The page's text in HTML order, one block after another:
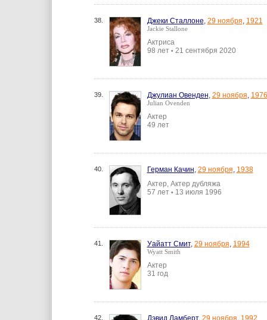
38. Джеки Сталлоне, 29 ноября, 1921
Jackie Stallone
Актриса
98 лет • 21 сентября 2020
39. Джулиан Овенден, 29 ноября, 1976
Julian Ovenden
Актер
49 лет
40. Герман Качин, 29 ноября, 1938
Актер, Актер дубляжа
57 лет • 13 июля 1996
41. Уайатт Смит, 29 ноября, 1994
Wyatt Smith
Актер
31 год
42. Дэвид Ламберт, 29 ноября, 1992